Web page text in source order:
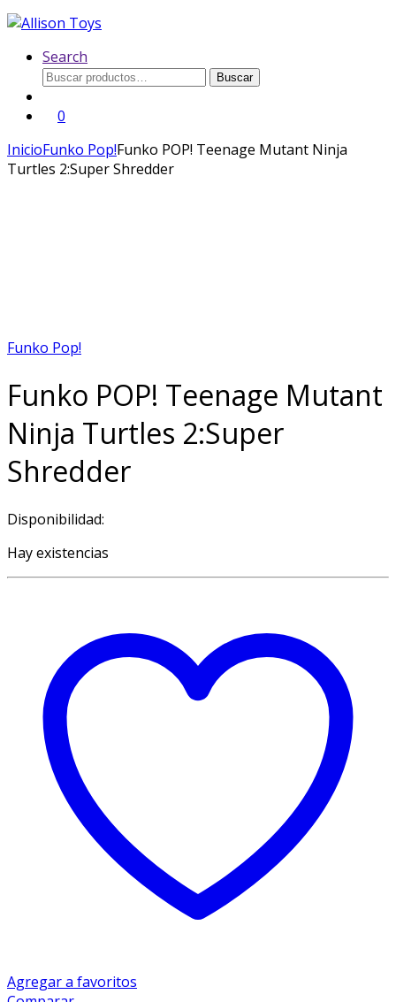
Search
Buscar
Buscar
0
InicioFunko Pop!Funko POP! Teenage Mutant Ninja
Turtles 2:Super Shredder
Funko Pop!
Funko POP! Teenage Mutant
Ninja Turtles 2:Super
Shredder
Disponibilidad:
Hay existencias
Agregar a favoritos